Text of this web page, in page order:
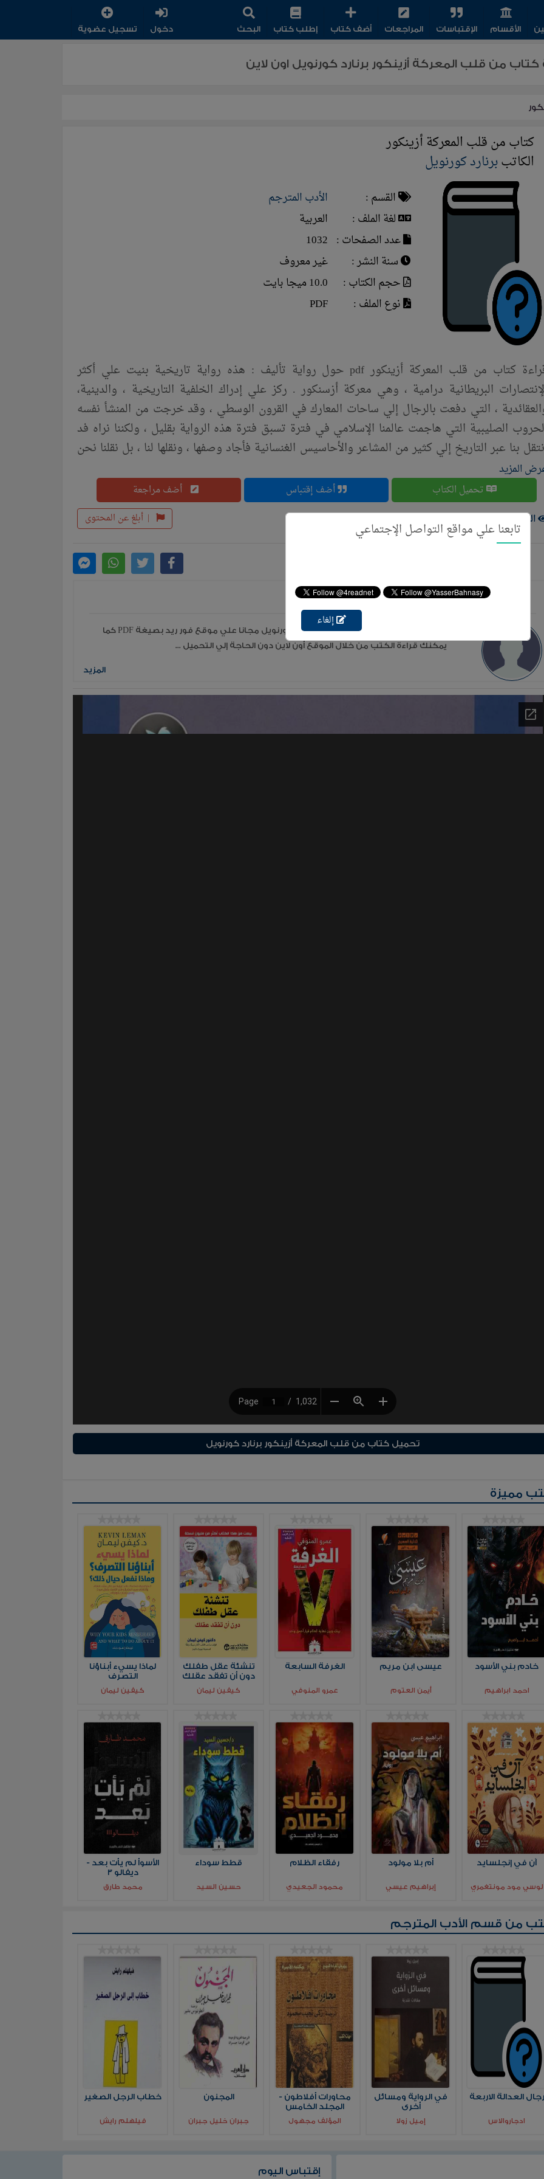
الأقسام الإقتباسات المراجعات أضف كتاب إطلب كتاب البحث دخول تسجيل عضوية
كتاب من قلب المعركة أزينكور برنارد كورنويل اون لاين
كتاب من قلب المعركة أزينكور
الكاتببرنارد كورنويل
القسم :
الأدب المترجم
لغة الملف :
العربية
عدد الصفحات : 1032
سنة النشر :
غير معروف
حجم الكتاب :
10.0 ميجا بايت
نوع الملف :
PDF
قراءة كتاب من قلب المعركة أزينكور pdf حول رواية تأليف : هذه رواية تاريخية بنيت علي أكثر
البريطانية درامية ، وهي معركة أزسنكور . ركز علي إدراك الخلفية التاريخية ، والدينية،
، التي دفعت بالرجال إلي ساحات المعارك في القرون الوسطي ، وقد خرجت من المنشأ نفسه
الصليبية التي هاجمت عالمنا الإسلامي في فترة تسبق فترة هذه الرواية بقليل ، ولكننا نراه فد
بنا عبر التاريخ إلي كثير من المشاعر والأحاسيس الغنسانية فأجاد وصفها ، ونقلها لنا ، بل نقلنا نحن
داخلها كالفخر ، والألم ، والإنتقام ، والفقد ، والحب ، والخوف ، واللحظات التي يكاد الإنسان يشعر فيها
حياته ستنتهي عند هذه النقطة ، وجنون العنف ، والقتا عندما يعتري الإنسان فيحيله إلي وحش قاتل
ساحات المعارك. .
المزيد
تحميل الكتاب أضف إقتباس أضف مراجعة
| أبلغ عن المحتوى الزوار ( 575 )
عن الكاتب برنارد كورنويل
قراءة جميع مؤلفات وكتب الكاتب برنارد كورنويل مجانا علي موقع فور ريد بصيغة PDF كما
يمكنك قراءة الكتب من خلال الموقع أون لاين دون الحاجة إلي التحميل ...
المزيد
تحميل كتاب من قلب المعركة أزينكور برنارد كورنويل
مميزة
خادم بني الأسود
احمد ابراهيم
عيسى ابن مريم
أيمن العتوم
الغرفة السابعة
عمرو المنوفي
تنشئة عقل طفلك
دون أن تفقد عقلك
كيفين ليمان
لماذا يسيء أبناؤنا
التصرف
كيفين ليمان
آن في إنجلسايد
لوسي مود مونتغمري
أم بلا مولود
إبراهيم عيسي
رفقاء الظلام
محمود الجعيدي
قطط سوداء
حسين السيد
الأسوأ لم يأت بعد -
ديفالو 3
محمد طارق
من قسم الأدب المترجم
رجال العدالة الاربعة
ادجاروالاس
في الرواية ومسائل
أخرى
إميل زولا
محاورات أفلاطون -
المجلد الخامس
المؤلف مجهول
المجنون
جبران خليل جبران
خطاب الرجل الصغير
فيلهلم رايش
تابعنا علي مواقع التواصل الإجتماعي
إلغاء
إقتباس اليوم